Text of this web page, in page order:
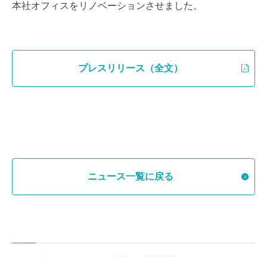
本社オフィスをリノベーションさせました。
プレスリリース（全文）
ニュース一覧に戻る